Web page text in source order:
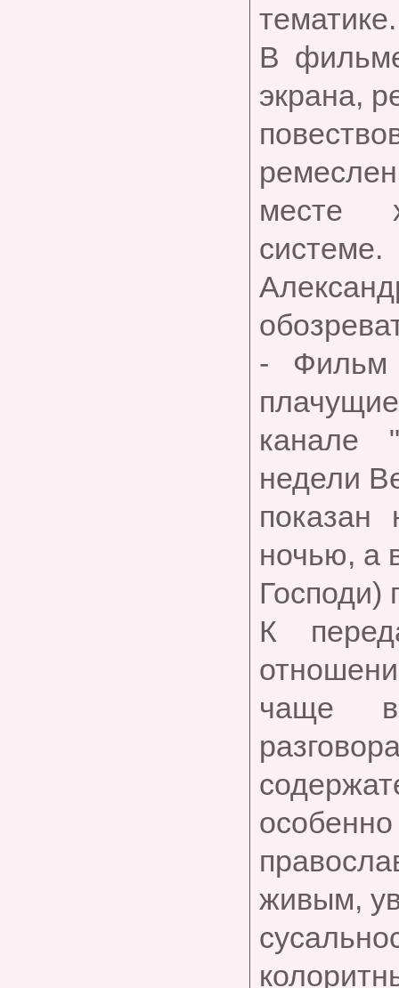
тематике.
В
экрана,
месте
системе.
- Фильм
канале
недели
ночью, а
Господи)
К
чаще
живым,